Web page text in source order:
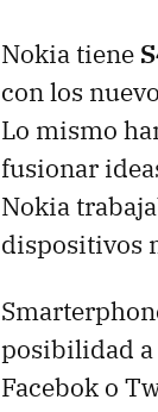
Nokia tiene
con los
Lo mismo
fusionar
Nokia
dispositivos
posibilidad a
Facebok o